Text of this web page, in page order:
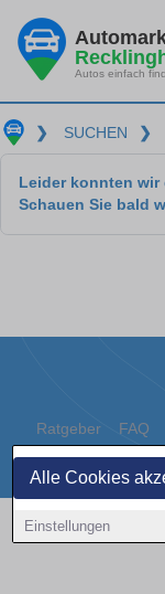
Alle Cookies
Einstellungen
Autos einfach
❯ SUCHEN ❯
Leider konnten
Schauen Sie bald
Ratgeber FAQ
Copyright © 2000 -